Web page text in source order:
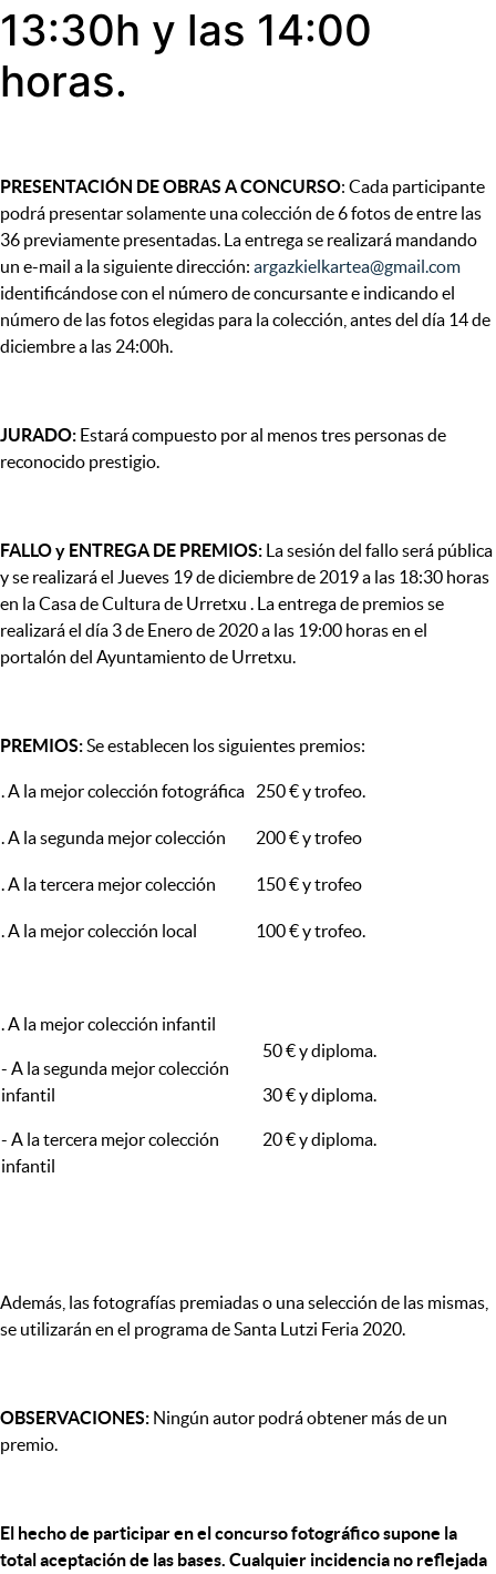
13:30h y las 14:00
horas.
PRESENTACIÓN DE OBRAS A CONCURSO: Cada participante
podrá presentar solamente una colección de 6 fotos de entre las
36 previamente presentadas. La entrega se realizará mandando
un e-mail a la siguiente dirección: argazkielkartea@gmail.com
identificándose con el número de concursante e indicando el
número de las fotos elegidas para la colección, antes del día 14 de
diciembre a las 24:00h.
JURADO: Estará compuesto por al menos tres personas de
reconocido prestigio.
FALLO y ENTREGA DE PREMIOS: La sesión del fallo será pública
y se realizará el Jueves 19 de diciembre de 2019 a las 18:30 horas
en la Casa de Cultura de Urretxu . La entrega de premios se
realizará el día 3 de Enero de 2020 a las 19:00 horas en el
portalón del Ayuntamiento de Urretxu.
PREMIOS:Se establecen los siguientes premios:
. A la mejor colección fotográfica 250 € y trofeo.
. A la segunda mejor colección 200 € y trofeo
. A la tercera mejor colección 150 € y trofeo
. A la mejor colección local 100 € y trofeo.
. A la mejor colección infantil
- A la segunda mejor colección
infantil
- A la tercera mejor colección
infantil
50 € y diploma.
30 € y diploma.
20 € y diploma.
Además, las fotografías premiadas o una selección de las mismas,
se utilizarán en el programa de Santa Lutzi Feria 2020.
OBSERVACIONES: Ningún autor podrá obtener más de un
premio.
El hecho de participar en el concurso fotográfico supone la
total aceptación de las bases. Cualquier incidencia no reflejada